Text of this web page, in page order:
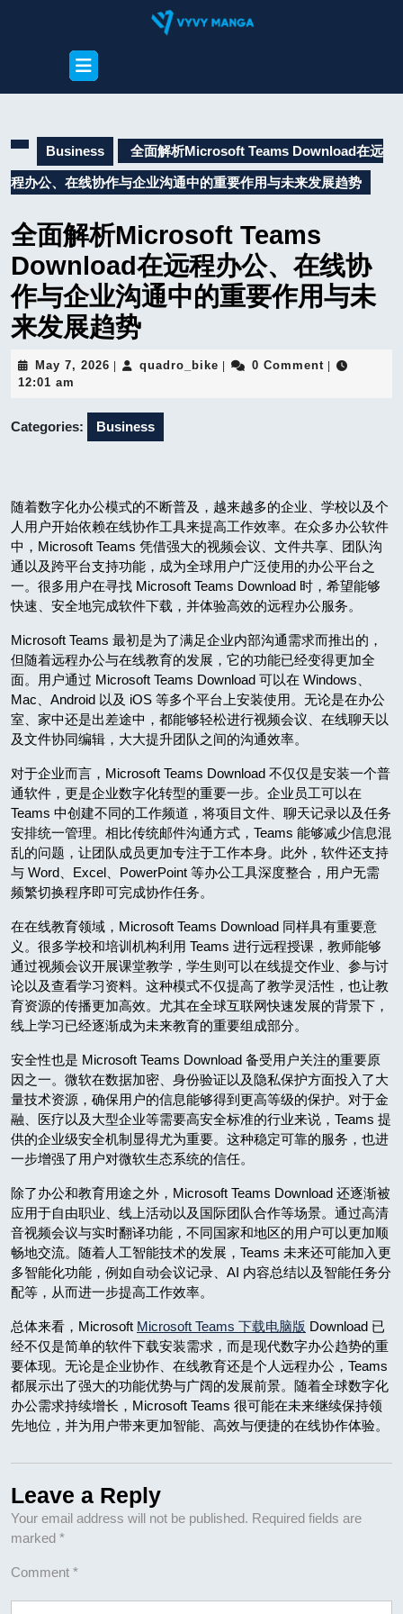
Open
Button
Business 全面解析Microsoft Teams Download在远
程办公、在线协作与企业沟通中的重要作用与未来发展趋势
全面解析Microsoft Teams
Download在远程办公、在线协
作与企业沟通中的重要作用与未
来发展趋势
May 7, 2026 May
quadro_bike quadro_bike
0 Comment
12:01 am
Categories: Business
随着数字化办公模式的不断普及，越来越多的企业、学校以及个
人用户开始依赖在线协作工具来提高工作效率。在众多办公软件
中，Microsoft Teams 凭借强大的视频会议、文件共享、团队沟
通以及跨平台支持功能，成为全球用户广泛使用的办公平台之
一。很多用户在寻找 Microsoft Teams Download 时，希望能够
快速、安全地完成软件下载，并体验高效的远程办公服务。
Microsoft Teams 最初是为了满足企业内部沟通需求而推出的，
但随着远程办公与在线教育的发展，它的功能已经变得更加全
面。用户通过 Microsoft Teams Download 可以在 Windows、
Mac、Android 以及 iOS 等多个平台上安装使用。无论是在办公
室、家中还是出差途中，都能够轻松进行视频会议、在线聊天以
及文件协同编辑，大大提升团队之间的沟通效率。
对于企业而言，Microsoft Teams Download 不仅仅是安装一个普
通软件，更是企业数字化转型的重要一步。企业员工可以在
Teams 中创建不同的工作频道，将项目文件、聊天记录以及任务
安排统一管理。相比传统邮件沟通方式，Teams 能够减少信息混
乱的问题，让团队成员更加专注于工作本身。此外，软件还支持
与 Word、Excel、PowerPoint 等办公工具深度整合，用户无需
频繁切换程序即可完成协作任务。
在在线教育领域，Microsoft Teams Download 同样具有重要意
义。很多学校和培训机构利用 Teams 进行远程授课，教师能够
通过视频会议开展课堂教学，学生则可以在线提交作业、参与讨
论以及查看学习资料。这种模式不仅提高了教学灵活性，也让教
育资源的传播更加高效。尤其在全球互联网快速发展的背景下，
线上学习已经逐渐成为未来教育的重要组成部分。
安全性也是 Microsoft Teams Download 备受用户关注的重要原
因之一。微软在数据加密、身份验证以及隐私保护方面投入了大
量技术资源，确保用户的信息能够得到更高等级的保护。对于金
融、医疗以及大型企业等需要高安全标准的行业来说，Teams 提
供的企业级安全机制显得尤为重要。这种稳定可靠的服务，也进
一步增强了用户对微软生态系统的信任。
除了办公和教育用途之外，Microsoft Teams Download 还逐渐被
应用于自由职业、线上活动以及国际团队合作等场景。通过高清
音视频会议与实时翻译功能，不同国家和地区的用户可以更加顺
畅地交流。随着人工智能技术的发展，Teams 未来还可能加入更
多智能化功能，例如自动会议记录、AI 内容总结以及智能任务分
配等，从而进一步提高工作效率。
总体来看，Microsoft Microsoft Teams 下载电脑版 Download 已
经不仅是简单的软件下载安装需求，而是现代数字办公趋势的重
要体现。无论是企业协作、在线教育还是个人远程办公，Teams
都展示出了强大的功能优势与广阔的发展前景。随着全球数字化
办公需求持续增长，Microsoft Teams 很可能在未来继续保持领
先地位，并为用户带来更加智能、高效与便捷的在线协作体验。
Leave a Reply
Your email address will not be published. Required fields are
marked *
Comment *